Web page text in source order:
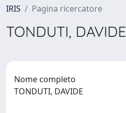
IRIS Pagina ricercatore
TONDUTI, DAVIDE
Nome completo
TONDUTI, DAVIDE